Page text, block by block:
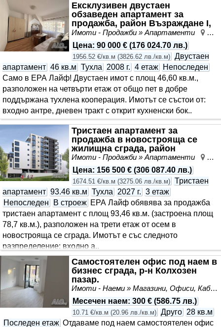
Ексклузивен двустаен
обзаведен апартамент за
продажба, район Възраждане I,
Варна
Имоти - Продажби » Апартаменти
Цена: 90 000 € (176 024.70 лв.)
1956.52 €/кв.м (3826.62 лв./кв.м) Двустаен
апартамент 46 кв.м Тухла 2008 г. 4 етаж
Непоследен
Само в ЕРА Лайф! Двустаен имот с площ 46,60 кв.м.,
разположен на четвърти етаж от общо пет в добре
поддържана тухлена кооперация. Имотът се състои от:
входно антре, дневен тракт с открит кухненски бок..
Тристаен апартамент за
продажба в новострояща се
жилищна сграда, район
Погреби, Варна
Имоти - Продажби » Апартаменти
Цена: 156 500 € (306 087.40 лв.)
1674.51 €/кв.м (3275.06 лв./кв.м) Тристаен
апартамент 93.46 кв.м Тухла 2027 г. 3 етаж
Непоследен
В строеж ЕРА Лайф обявява за продажба
тристаен апартамент с площ 93,46 кв.м. (застроена площ
78,7 кв.м.), разположен на трети етаж от осем в
новострояща се сграда. Имотът е със следното
разпределение: входно а..
Самостоятелен офис под наем в
бизнес сграда, р-н Колхозен
пазар.
Имоти - Наеми » Магазини, Офиси, Кабинети, Салони
Месечен наем: 300 € (586.75 лв.)
10.71 €/кв.м (20.96 лв./кв.м) Друго 28 кв.м
Последен етаж Отдаваме под наем самостоятелен офис